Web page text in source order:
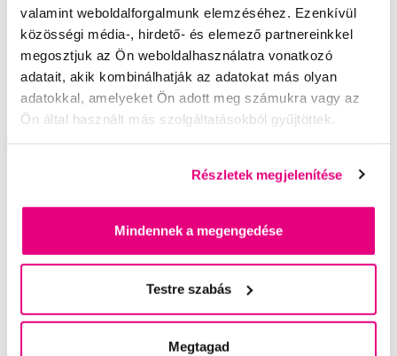
valamint weboldalforgalmunk elemzéséhez. Ezenkívül
közösségi média-, hirdető- és elemező partnereinkkel
megosztjuk az Ön weboldalhasználatra vonatkozó
adatait, akik kombinálhatják az adatokat más olyan
adatokkal, amelyeket Ön adott meg számukra vagy az
Ön által használt más szolgáltatásokból gyűjtöttek.
Részletek megjelenítése
Mindennek a megengedése
Testre szabás
Megtagad
Értékelés
Segítünk
Kis-György Rita
oktató